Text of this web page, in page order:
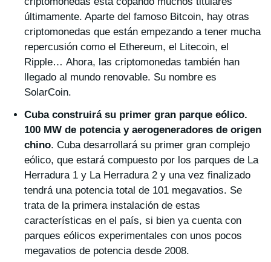
últimamente. Aparte del famoso Bitcoin, hay otras
criptomonedas que están empezando a tener mucha
repercusión como el Ethereum, el Litecoin, el
Ripple… Ahora, las criptomonedas también han
llegado al mundo renovable. Su nombre es
SolarCoin.
Cuba construirá su primer gran parque eólico.
100 MW de potencia y aerogeneradores de origen
chino. Cuba desarrollará su primer gran complejo
eólico, que estará compuesto por los parques de La
Herradura 1 y La Herradura 2 y una vez finalizado
tendrá una potencia total de 101 megavatios. Se
trata de la primera instalación de estas
características en el país, si bien ya cuenta con
parques eólicos experimentales con unos pocos
megavatios de potencia desde 2008.